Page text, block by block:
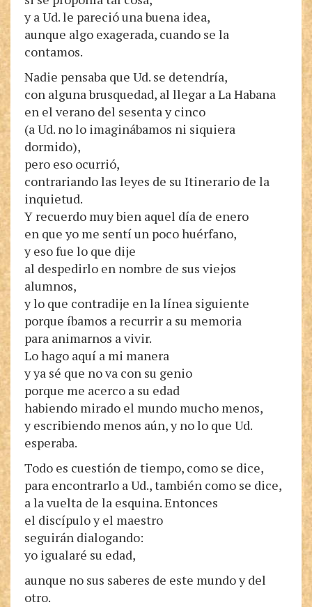
y a Ud. le pareció una buena idea,
aunque algo exagerada, cuando se la
contamos.
Nadie pensaba que Ud. se detendría,
con alguna brusquedad, al llegar a La Habana
en el verano del sesenta y cinco
(a Ud. no lo imaginábamos ni siquiera
dormido),
pero eso ocurrió,
contrariando las leyes de su Itinerario de la
inquietud.
Y recuerdo muy bien aquel día de enero
en que yo me sentí un poco huérfano,
y eso fue lo que dije
al despedirlo en nombre de sus viejos
alumnos,
y lo que contradije en la línea siguiente
porque íbamos a recurrir a su memoria
para animarnos a vivir.
Lo hago aquí a mi manera
y ya sé que no va con su genio
porque me acerco a su edad
habiendo mirado el mundo mucho menos,
y escribiendo menos aún, y no lo que Ud.
esperaba.
Todo es cuestión de tiempo, como se dice,
para encontrarlo a Ud., también como se dice,
a la vuelta de la esquina. Entonces
el discípulo y el maestro
seguirán dialogando:
yo igualaré su edad,
aunque no sus saberes de este mundo y del
otro.